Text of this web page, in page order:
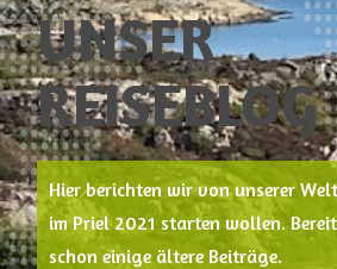
UNSER
REISEBLOG
Hier berichten wir von unserer
im Priel 2021 starten wollen.
schon einige ältere Beiträge.